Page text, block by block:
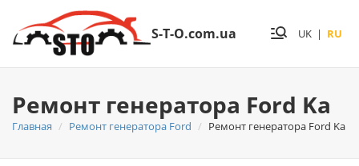
S-T-O.com.ua UK | RU
Ремонт генератора Ford Ka
Главная Ремонт генератора Ford Ремонт генератора Ford Ka